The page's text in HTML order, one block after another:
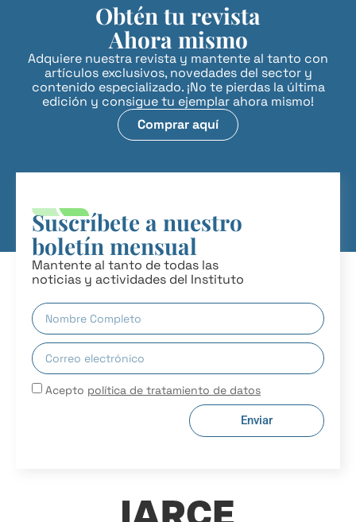
Obtén tu revista
Ahora mismo
Adquiere nuestra revista y mantente al tanto con
artículos exclusivos, novedades del sector y
contenido especializado. ¡No te pierdas la última
edición y consigue tu ejemplar ahora mismo!
Comprar aquí
Suscríbete a nuestro
boletín mensual
Mantente al tanto de todas las
noticias y actividades del Instituto
Acepto política de tratamiento de datos
Enviar